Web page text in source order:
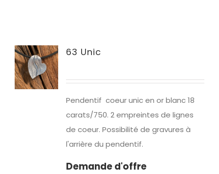
63 Unic
Pendentif coeur unic en or blanc 18
carats/750. 2 empreintes de lignes
de coeur. Possibilité de gravures à
l'arrière du pendentif.
Demande d'offre